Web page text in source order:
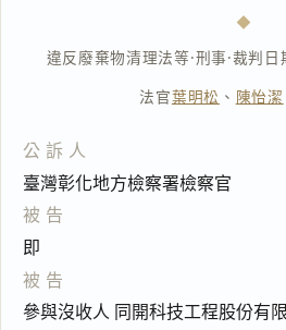
違反廢棄物清理法等·刑事·裁判
法官葉明松 、 陳怡潔
公訴人
臺灣彰化地方檢察署檢察官
被告
即
被告
參與沒收人 同開科技工程股份有